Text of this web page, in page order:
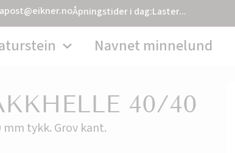
Åpningstider i dag:Laster...
Navnet minnelund
40/40
tykk. Grov kant.